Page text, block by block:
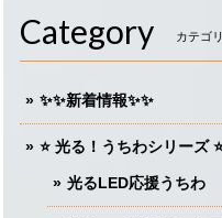
Category カテゴ
✨✨新着情報✨✨
⭐️ 光る！うちわシリーズ
光るLED応援うちわ